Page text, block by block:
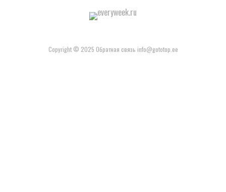
Copyright © 2025 Обратная связь info@gototop.ee